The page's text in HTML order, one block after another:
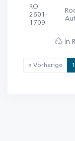
RO
2601-
1709
In
« Vorherige 1